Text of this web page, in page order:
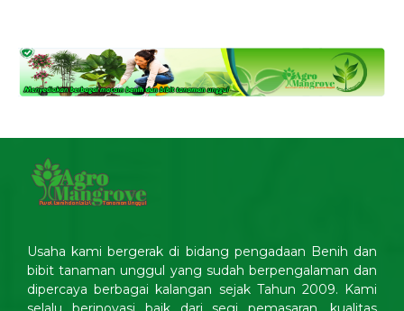
Usaha kami bergerak di bidang pengadaan Benih dan
bibit tanaman unggul yang sudah berpengalaman dan
dipercaya berbagai kalangan sejak Tahun 2009. Kami